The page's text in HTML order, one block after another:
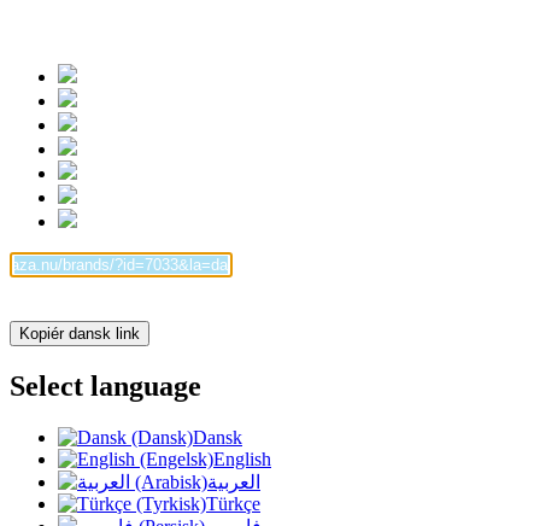
Kopiér dansk link
Select language
Dansk
English
العربية
Türkçe